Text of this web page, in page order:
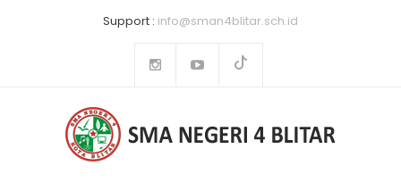
Support : info@sman4blitar.sch.id